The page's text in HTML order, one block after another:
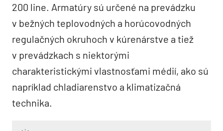
200 line. Armatúry sú určené na prevádzku
v bežných teplovodných a horúcovodných
regulačných okruhoch v kúrenárstve a tiež
v prevádzkach s niektorými
charakteristickými vlastnosťami médií, ako sú
napríklad chladiarenstvo a klimatizačná
technika.